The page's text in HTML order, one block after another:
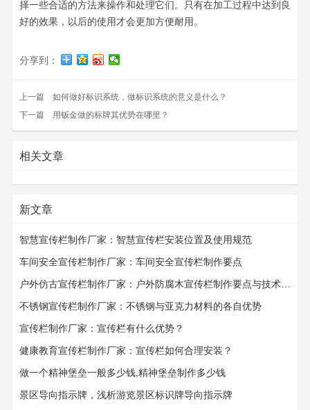
择一些合适的方法来操作和处理它们。只有在加工过程中达到良
好的效果，以后的使用才会更加方便耐用。
分享到：
上一篇 如何做好标识系统，做标识系统的意义是什么？
下一篇 用钣金做的标牌其优势在哪里？
相关文章
新文章
智慧宣传栏制作厂家：智慧宣传栏安装位置及使用规范
车间安全宣传栏制作厂家：车间安全宣传栏​​​​​​​制作要点
户外仿古宣传栏制作厂家：户外防腐木宣传栏制作要点与技术要求
不锈钢宣传栏制作厂家：不锈钢与亚克力材料的各自优势
宣传栏制作厂家：宣传栏有什么优势？
健康教育宣传栏制作厂家：宣传栏如何合理安装？
做一个精神堡垒一般多少钱,精神堡垒制作多少钱
景区导向指示牌，浅析游览景区标识牌导向指示牌